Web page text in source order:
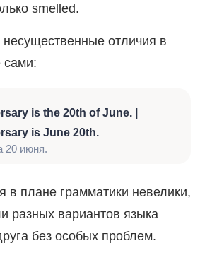
smelled.
несущественные отличия в
сами:
is the 20th of June. |
is June 20th.
20 июня.
в плане грамматики невелики,
разных вариантов языка
без особых проблем.